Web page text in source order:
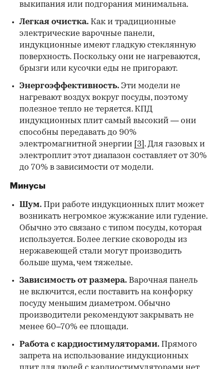
выкипания или подгорания минимальна.
Легкая очистка. Как и традиционные
электрические варочные панели,
индукционные имеют гладкую стеклянную
поверхность. Поскольку они не нагреваются,
брызги или кусочки еды не пригорают.
Энергоэффективность. Эти модели не
нагревают воздух вокруг посуды, поэтому
полезное тепло не теряется. КПД
индукционных плит самый высокий — они
способны передавать до 90%
электромагнитной энергии
[3] . Для газовых и
электроплит этот диапазон составляет от 30%
до 70% в зависимости от модели.
Минусы
Шум. При работе индукционных плит может
возникать негромкое жужжание или гудение.
Обычно это связано с типом посуды, которая
используется. Более легкие сковороды из
нержавеющей стали могут производить
больше шума, чем тяжелые.
Зависимость от размера. Варочная панель
не включится, если поставить на конфорку
посуду меньшим диаметром. Обычно
производители рекомендуют закрывать не
менее 60–70% ее площади.
Работа с кардиостимуляторами. Прямого
запрета на использование индукционных